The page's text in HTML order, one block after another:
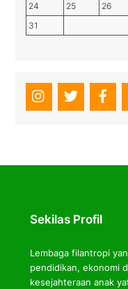
24
25 26
31
Sekilas Profil
Lembaga filantropi
pendidikan, ekonomi
kesejahteraan anak